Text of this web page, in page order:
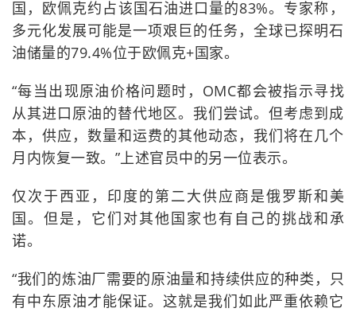
国，欧佩克约占该国石油进口量的83%。专家称，
多元化发展可能是一项艰巨的任务，全球已探明石
油储量的79.4%位于欧佩克+国家。
“每当出现原油价格问题时，OMC都会被指示寻找
从其进口原油的替代地区。我们尝试。但考虑到成
本，供应，数量和运费的其他动态，我们将在几个
月内恢复一致。”上述官员中的另一位表示。
仅次于西亚，印度的第二大供应商是俄罗斯和美
国。但是，它们对其他国家也有自己的挑战和承
诺。
“我们的炼油厂需要的原油量和持续供应的种类，只
有中东原油才能保证。这就是我们如此严重依赖它